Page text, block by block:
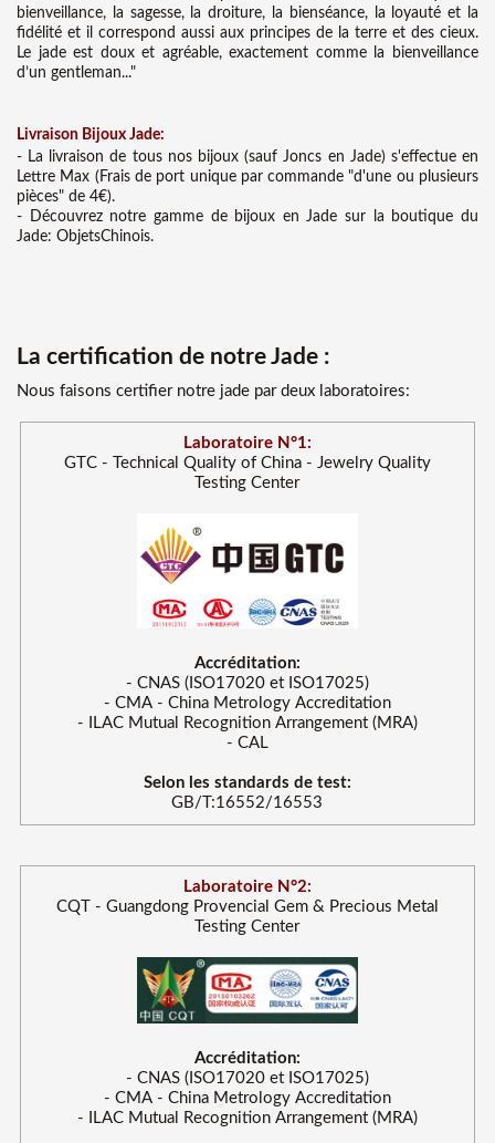
bienveillance, la sagesse, la droiture, la bienséance, la loyauté et la
fidélité et il correspond aussi aux principes de la terre et des cieux.
Le jade est doux et agréable, exactement comme la bienveillance
d’un gentleman..."
Livraison Bijoux Jade:
- La livraison de tous nos bijoux (sauf Joncs en Jade) s'effectue en
Lettre Max (Frais de port unique par commande "d'une ou plusieurs
pièces" de 4€).
- Découvrez notre gamme de bijoux en Jade sur la boutique du
Jade: ObjetsChinois.
La certification de notre Jade :
Nous faisons certifier notre jade par deux laboratoires:
Laboratoire N°1:
GTC - Technical Quality of China - Jewelry Quality
Testing Center
Accréditation:
- CNAS (ISO17020 et ISO17025)
- CMA - China Metrology Accreditation
- ILAC Mutual Recognition Arrangement (MRA)
- CAL
Selon les standards de test:
GB/T:16552/16553
Laboratoire N°2:
CQT - Guangdong Provencial Gem & Precious Metal
Testing Center
Accréditation:
- CNAS (ISO17020 et ISO17025)
- CMA - China Metrology Accreditation
- ILAC Mutual Recognition Arrangement (MRA)